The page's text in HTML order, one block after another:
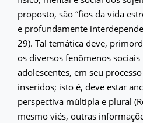
proposto, são “fios da vida
e profundamente
29). Tal temática deve,
os diversos fenômenos sociais
adolescentes, em seu
inseridos; isto é, deve estar
perspectiva múltipla e plural
mesmo viés, outras